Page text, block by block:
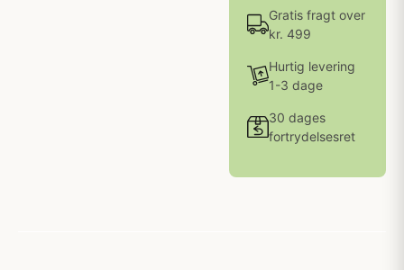
Gratis fragt over
kr. 499
Hurtig levering
1-3 dage
30 dages
fortrydelsesret